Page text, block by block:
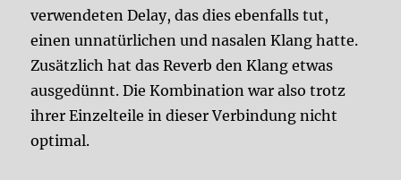
verwendeten Delay, das dies ebenfalls tut,
einen unnatürlichen und nasalen Klang hatte.
Zusätzlich hat das Reverb den Klang etwas
ausgedünnt. Die Kombination war also trotz
ihrer Einzelteile in dieser Verbindung nicht
optimal.